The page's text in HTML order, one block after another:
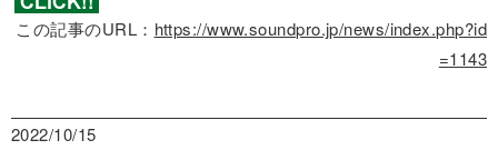
この記事のURL： https://www.soundpro.jp/news/index.php?id
=1143
2022/10/15